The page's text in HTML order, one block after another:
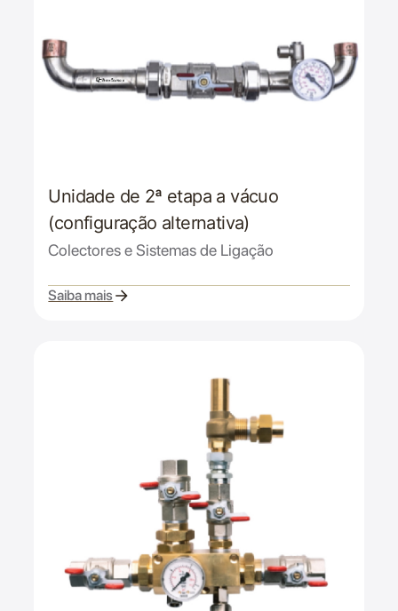
Unidade de 2ª etapa a vácuo
(configuração alternativa)
Colectores e Sistemas de Ligação
Saiba mais